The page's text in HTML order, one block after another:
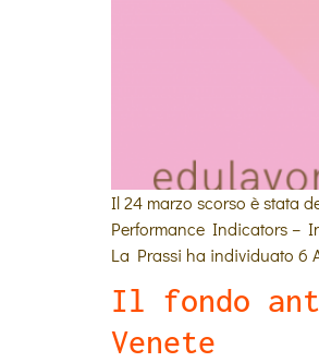
Il 24 marzo scorso è stata
Performance Indicators –
La Prassi ha individuato 6
Il fondo
Venete